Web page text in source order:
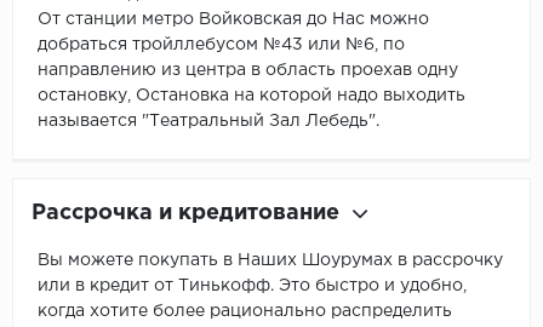
От станции метро Войковская до Нас можно
добраться тройллебусом №43 или №6, по
направлению из центра в область проехав одну
остановку, Остановка на которой надо выходить
называется "Театральный Зал Лебедь".
Рассрочка и кредитование
Вы можете покупать в Наших Шоурумах в рассрочку
или в кредит от Тинькофф. Это быстро и удобно,
когда хотите более рационально распределить